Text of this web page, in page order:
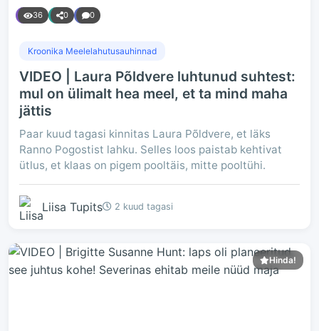
36 0 0
Kroonika Meelelahutusauhinnad
VIDEO | Laura Põldvere luhtunud suhtest:
mul on ülimalt hea meel, et ta mind maha
jättis
Paar kuud tagasi kinnitas Laura Põldvere, et läks
Ranno Pogostist lahku. Selles loos paistab kehtivat
ütlus, et klaas on pigem pooltäis, mitte pooltühi.
Liisa Tupits 2 kuud tagasi
Hinda!